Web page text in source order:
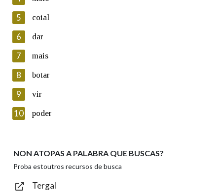
Lin e acepto as condicións da política de
Introduce o código que aparece na imaxe:
Texto de verificación
Enviar
5 coial
6 dar
7 mais
8 botar
9 vir
10 poder
NON ATOPAS A PALABRA QUE BUSCAS?
Proba estoutros recursos de busca
Tergal